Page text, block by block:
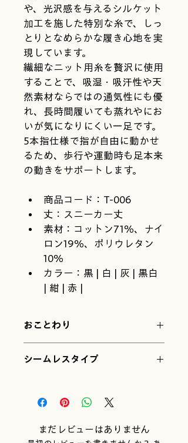
や、光沢感を与えるシルケット
加工を施した特別な糸で、しっ
とりとなめらかな履き心地を実
現しています。
繊細なニット用糸を贅沢に使用
することで、吸湿・吸汗性や天
然素材ならではの通気性にも優
れ、長時間履いても蒸れやにお
いが気になりにくい一足です。
5本指仕様で指が自由に動かせ
るため、歩行や運動時も足本来
の動きをサポートします。
商品コード：T-006
丈：スニーカー丈
素材：コットン71％、ナイ
ロン19％、ポリウレタン
10％
カラー：黒 | 白 | 灰 | 黒白
| 紺 | 赤 |
おことわり
さい
ん、足の形や大きさによって
いね。
シームレスタイプ
まだレビューはありません